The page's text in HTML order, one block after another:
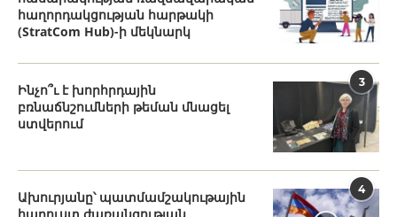
հաղորդակցության հարթակի
(StratCom Hub)-ի մեկնարկ
3
Ինչո՞ւ է խորհրդային
բռնաճնշումների թեման մնացել
ստվերում
4
Ախուրյանը՝ պատմամշակութային